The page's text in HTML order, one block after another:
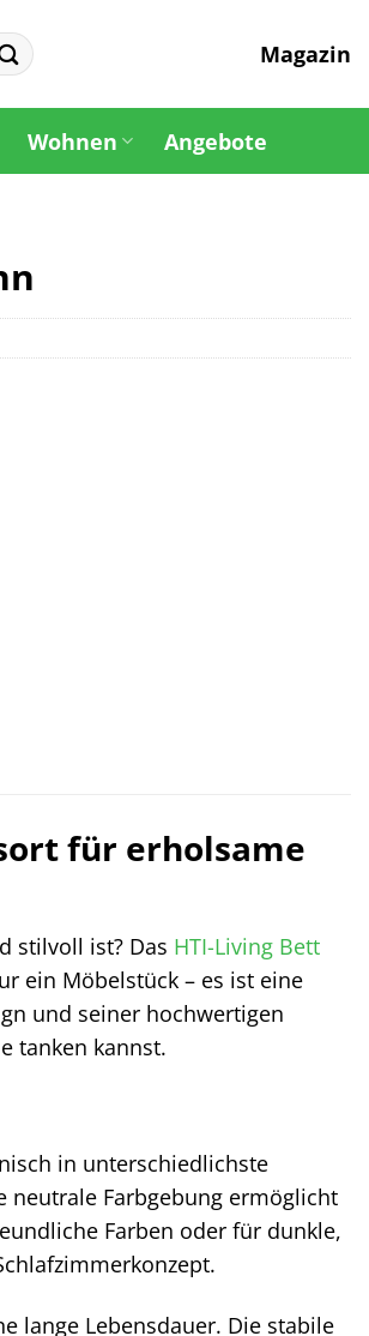
Magazin
Wohnen Angebote
für erholsame
stilvoll ist? Das HTI-Living Bett
ein Möbelstück – es ist eine
und seiner hochwertigen
tanken kannst.
in unterschiedlichste
neutrale Farbgebung ermöglicht
Farben oder für dunkle,
lange Lebensdauer. Die stabile